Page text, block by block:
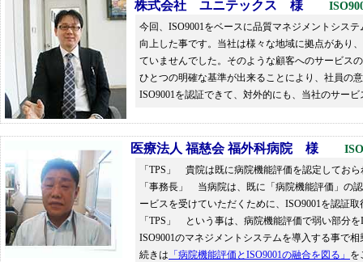
株式会社 ユニテックス 様
今回、ISO9001をベースに品質マネジメントシス
向上した事です。当社は様々な地域に拠点があり
ていませんでした。そのような顧客へのサービス
ひとつの明確な基準が出来ることにより、社員の
ISO9001を認証できて、対外的にも、当社のサー
医療法人 福慈会 福外科病院 様
「TPS」 貴院は既に病院機能評価を認定してお
「事務長」 当病院は、既に「病院機能評価」の
ービスを受けていただくために、ISO9001を認証
「TPS」 という事は、病院機能評価で弱い部分
ISO9001のマネジメントシステムを導入する事で
続きは 「病院機能評価とISO9001の融合を図る」 を